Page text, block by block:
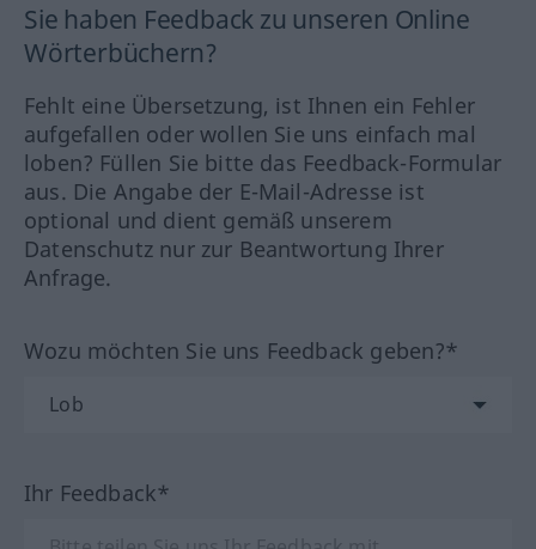
Sie haben Feedback zu unseren Online
Wörterbüchern?
Fehlt eine Übersetzung, ist Ihnen ein Fehler
aufgefallen oder wollen Sie uns einfach mal
loben? Füllen Sie bitte das Feedback-Formular
aus. Die Angabe der E-Mail-Adresse ist
optional und dient gemäß unserem
Datenschutz nur zur Beantwortung Ihrer
Anfrage.
Wozu möchten Sie uns Feedback geben?*
Ihr Feedback*